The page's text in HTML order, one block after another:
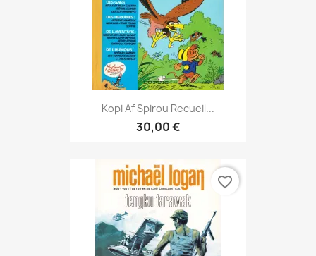
Kopi Af Spirou Recueil...
30,00 €
favorite_border